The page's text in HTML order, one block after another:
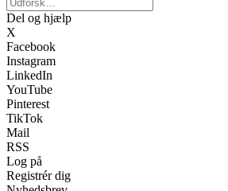
Del og hjælp
X
Facebook
Instagram
LinkedIn
YouTube
Pinterest
TikTok
Mail
RSS
Log på
Registrér dig